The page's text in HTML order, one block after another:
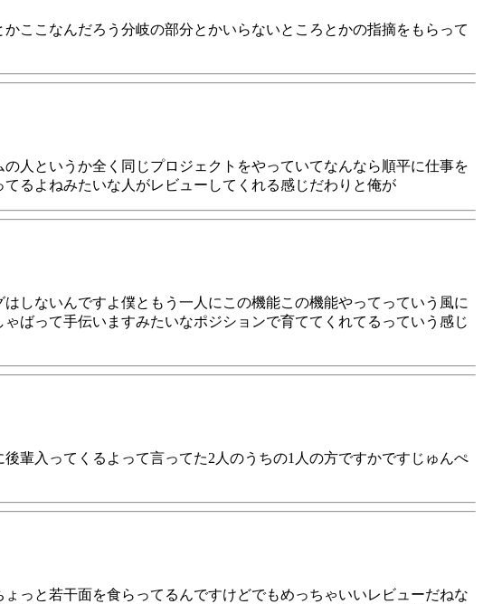
ここなんだろう分岐の部分とかいらないところとかの指摘をもらって
人というか全く同じプロジェクトをやっていてなんなら順平に仕事を
るよねみたいな人がレビューしてくれる感じだわりと俺が
しないんですよ僕ともう一人にこの機能この機能やってっていう風に
ばって手伝いますみたいなポジションで育ててくれてるっていう感じ
輩入ってくるよって言ってた2人のうちの1人の方ですかですじゅんぺ
っと若干面を食らってるんですけどでもめっちゃいいレビューだねな